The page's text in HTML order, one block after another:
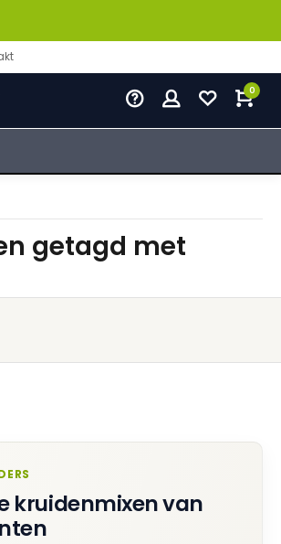
0
getagd met
kruidenmixen van